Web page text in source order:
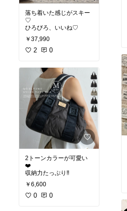
落ち着いた感じがスキー
♡
ひろびろ、いいね♡
￥37,990
2 0
2トーンカラーが可愛い
❤️
収納力たっぷり‼︎
￥6,600
0 0